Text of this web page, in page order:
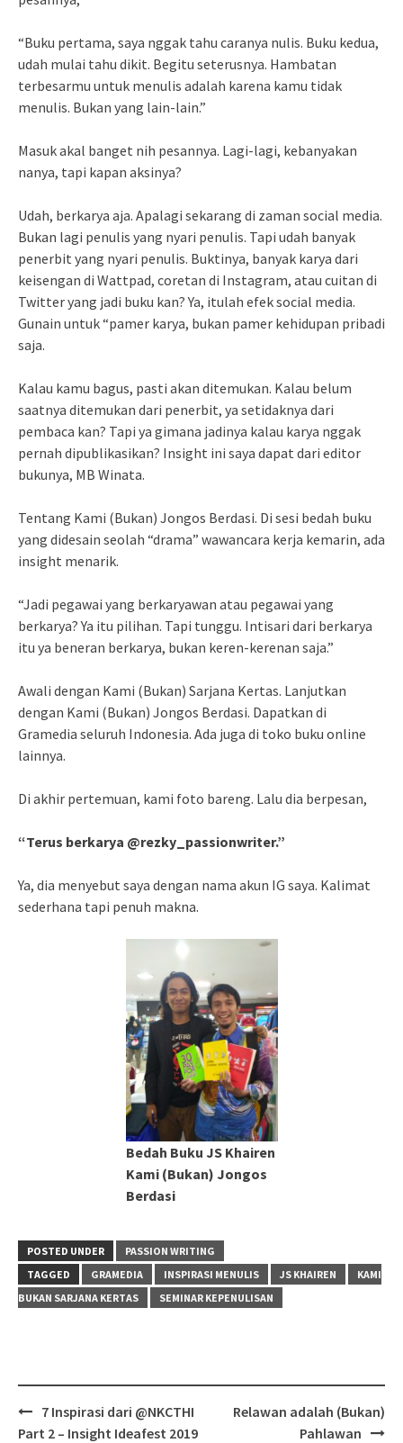
“Buku pertama, saya nggak tahu caranya nulis. Buku kedua,
udah mulai tahu dikit. Begitu seterusnya. Hambatan
terbesarmu untuk menulis adalah karena kamu tidak
menulis. Bukan yang lain-lain.”
Masuk akal banget nih pesannya. Lagi-lagi, kebanyakan
nanya, tapi kapan aksinya?
Udah, berkarya aja. Apalagi sekarang di zaman social media.
Bukan lagi penulis yang nyari penulis. Tapi udah banyak
penerbit yang nyari penulis. Buktinya, banyak karya dari
keisengan di Wattpad, coretan di Instagram, atau cuitan di
Twitter yang jadi buku kan? Ya, itulah efek social media.
Gunain untuk “pamer karya, bukan pamer kehidupan pribadi
saja.
Kalau kamu bagus, pasti akan ditemukan. Kalau belum
saatnya ditemukan dari penerbit, ya setidaknya dari
pembaca kan? Tapi ya gimana jadinya kalau karya nggak
pernah dipublikasikan? Insight ini saya dapat dari editor
bukunya, MB Winata.
Tentang Kami (Bukan) Jongos Berdasi. Di sesi bedah buku
yang didesain seolah “drama” wawancara kerja kemarin, ada
insight menarik.
“Jadi pegawai yang berkaryawan atau pegawai yang
berkarya? Ya itu pilihan. Tapi tunggu. Intisari dari berkarya
itu ya beneran berkarya, bukan keren-kerenan saja.”
Awali dengan Kami (Bukan) Sarjana Kertas. Lanjutkan
dengan Kami (Bukan) Jongos Berdasi. Dapatkan di
Gramedia seluruh Indonesia. Ada juga di toko buku online
lainnya.
Di akhir pertemuan, kami foto bareng. Lalu dia berpesan,
“Terus berkarya @rezky_passionwriter.”
Ya, dia menyebut saya dengan nama akun IG saya. Kalimat
sederhana tapi penuh makna.
Bedah Buku JS Khairen
Kami (Bukan) Jongos
Berdasi
POSTED UNDER
PASSION WRITING
TAGGED
GRAMEDIA INSPIRASI MENULIS JS KHAIREN
KAMI
BUKAN SARJANA KERTAS
SEMINAR KEPENULISAN
Post
navigation
7 Inspirasi dari @NKCTHI
Part 2 – Insight Ideafest 2019
Relawan adalah (Bukan)
Pahlawan